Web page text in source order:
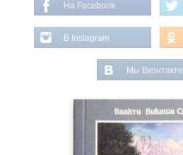
На Facebook
В Instagram
Мы Вконтакте